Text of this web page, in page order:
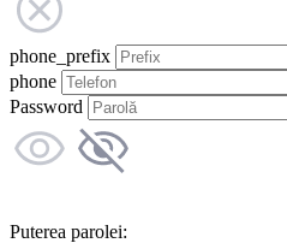
phone_prefix
phone
Password
Puterea parolei: